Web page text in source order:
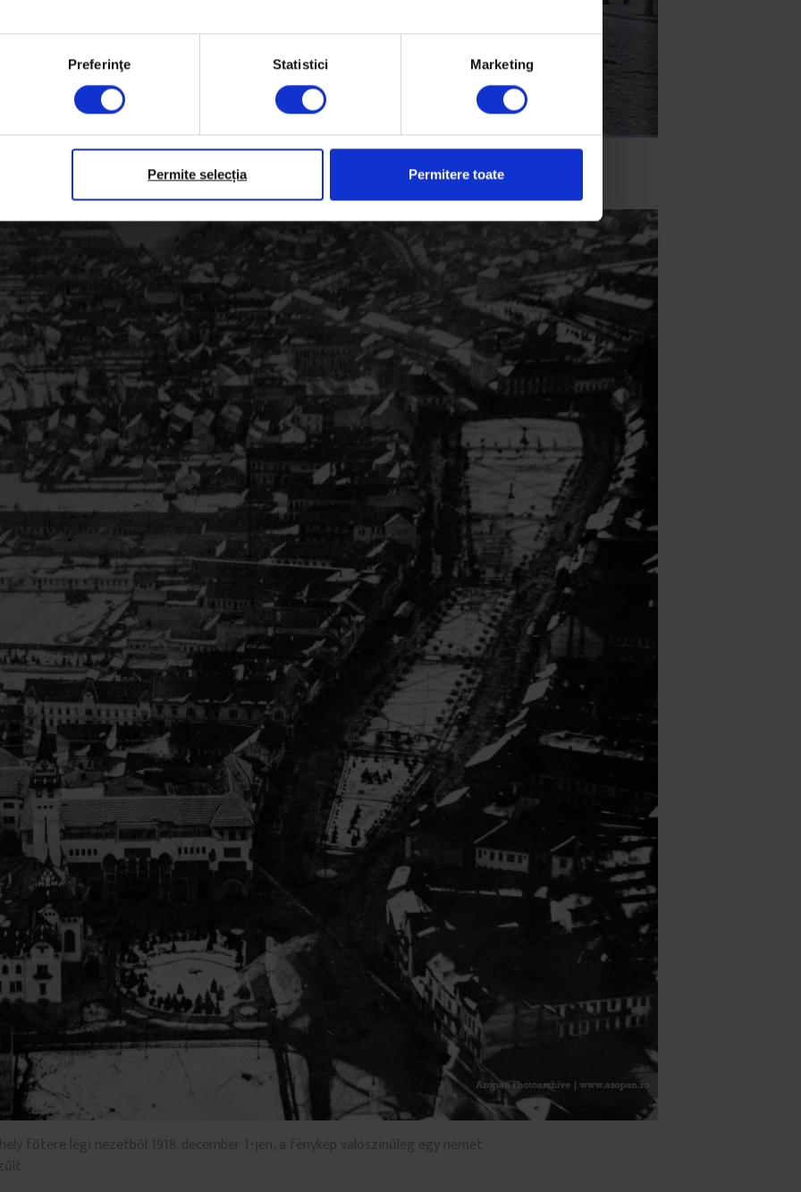
Preferinţe Statistici Marketing
Permite selecția Permitere toate
főtere légi nezetből 1918. december 1-jén, a fénykép valószínűleg egy német